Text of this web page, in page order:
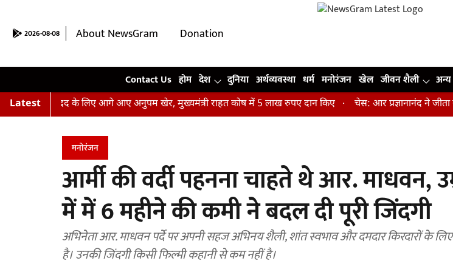
2026-08-08 About NewsGram
Donation
Contact Us होम देश दुनिया अर्थव्यवस्था धर्म मनोरंजन खेल जीवन शैली अन्य
Latest
की मदद के लिए आगे आए अनुपम खेर, मुख्यमंत्री राहत कोष में 5 लाख रुपए दान किए चेस: आर प्रज्ञानानंद ने जीता सेंट
मनोरंजन
आर्मी की वर्दी पहनना चाहते थे आर. माधवन,
में में 6 महीने की कमी ने बदल दी पूरी जिंदगी
अभिनेता आर. माधवन पर्दे पर अपनी सहज अभिनय शैली, शांत स्वभाव और दमदार किरदारों के
है। उनकी जिंदगी किसी फिल्मी कहानी से कम नहीं है।